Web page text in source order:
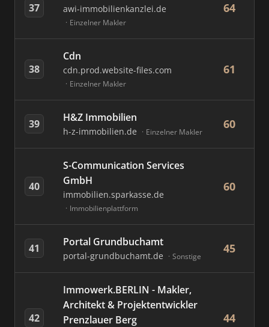
37 awi-immobilienkanzlei.de
Einzelner Makler
64
38
Cdn
cdn.prod.website-files.com
Einzelner Makler
61
39 H&Z Immobilien
h-z-immobilien.de Einzelner Makler
60
40
S-Communication Services
GmbH
immobilien.sparkasse.de
Immobilienplattform
60
41 Portal Grundbuchamt
portal-grundbuchamt.de Sonstige
45
42
Immowerk.BERLIN - Makler,
Architekt & Projektentwickler
Prenzlauer Berg
44